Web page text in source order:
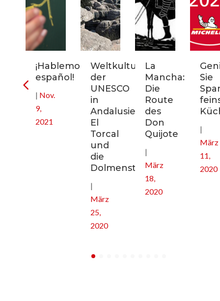
¡Hablemos
español!
| Nov.
9,
2021
Weltkulturerbe
der
UNESCO
in
Andalusien:
El
Torcal
und
die
Dolmenstätten
|
März
25,
2020
La
Mancha:
Die
Route
des
Don
Quijote
|
März
18,
2020
Sie
|
März
11,
2020